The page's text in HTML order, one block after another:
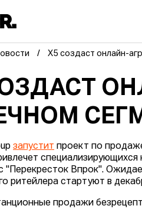
X5 создаст онлайн-
запустит проект по
"Перекресток Впрок".
ритейлера стартуют в
продажи